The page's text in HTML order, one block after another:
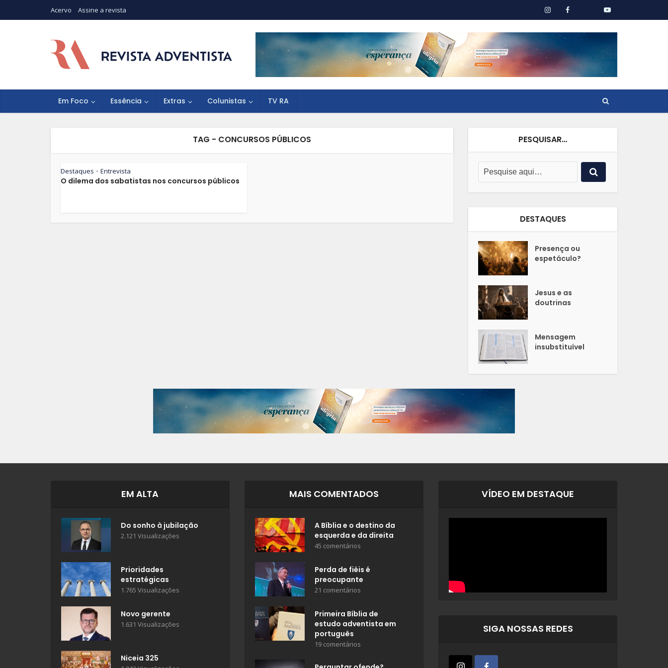
Acervo Assine a revista
Em Foco Essência Extras Colunistas TV RA
TAG - CONCURSOS PÚBLICOS
Destaques • Entrevista
O dilema dos sabatistas nos concursos públicos
PESQUISAR…
DESTAQUES
Presença ou
espetáculo?
Jesus e as
doutrinas
Mensagem
insubstituível
EM ALTA
Do sonho à jubilação
2.121 Visualizações
Prioridades
estratégicas
1.765 Visualizações
Novo gerente
1.631 Visualizações
Niceia 325
MAIS COMENTADOS
A Bíblia e o destino da
esquerda e da direita
45 comentários
Perda de fiéis é
preocupante
21 comentários
Primeira Bíblia de
estudo adventista em
português
19 comentários
VÍDEO EM DESTAQUE
SIGA NOSSAS REDES